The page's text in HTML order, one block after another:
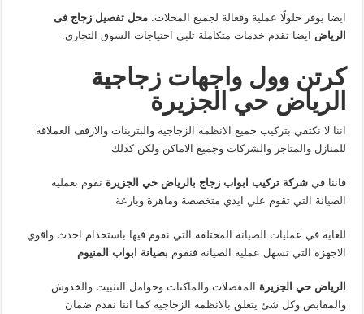
ايضا يوفر حلولًا عملية وفعالة لجميع المحلات. محل تفصيل زجاج فى
الرياض ايضا تقدم خدمات متكاملة تلبي احتياجات السوق التجاري.
كرتن وول واجهات زجاجية
الرياض حي الجزيرة
اننا لا نكتفي بتركيب جميع الانظمة الزجاجية والبترينات والارفف العملاقة
للمنازل والمتاجر والشركات وجميع الاماكن ولكن كذلك
فاننا فيشركة تركيب ابواب زجاج بالرياض حي الجزيرة نقوم بعملية
الصيانة التي تقوم علي ايدي متخصصة وماهرة وبارعة
للغاية في عمليات الصيانة المختلفة التي نقوم فيها باستخدام احدث واقوي
الاجهزة التي تسهل عملية الصيانة فنقوم بصيانة ابواب المنيوم
الرياض حي الجزيرة المفصلات والماكنات وحوامل التثبيت والخدوش
والمقابض وكل شئ يتعلق بالانظمة الزجاجية كما اننا نقدم ضمان